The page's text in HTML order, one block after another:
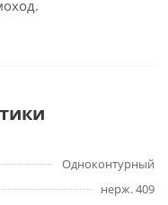
Одноконтурный
нерж. 409